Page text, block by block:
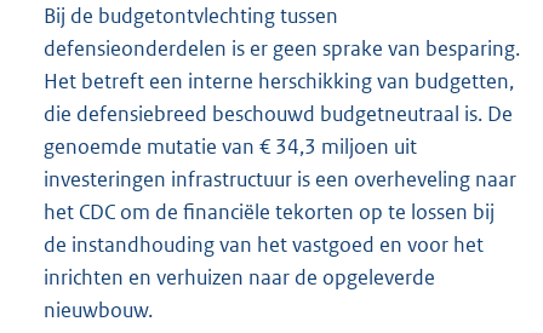
Bij de budgetontvlechting tussen
defensieonderdelen is er geen sprake van besparing.
Het betreft een interne herschikking van budgetten,
die defensiebreed beschouwd budgetneutraal is. De
genoemde mutatie van € 34,3 miljoen uit
investeringen infrastructuur is een overheveling naar
het CDC om de financiële tekorten op te lossen bij
de instandhouding van het vastgoed en voor het
inrichten en verhuizen naar de opgeleverde
nieuwbouw.